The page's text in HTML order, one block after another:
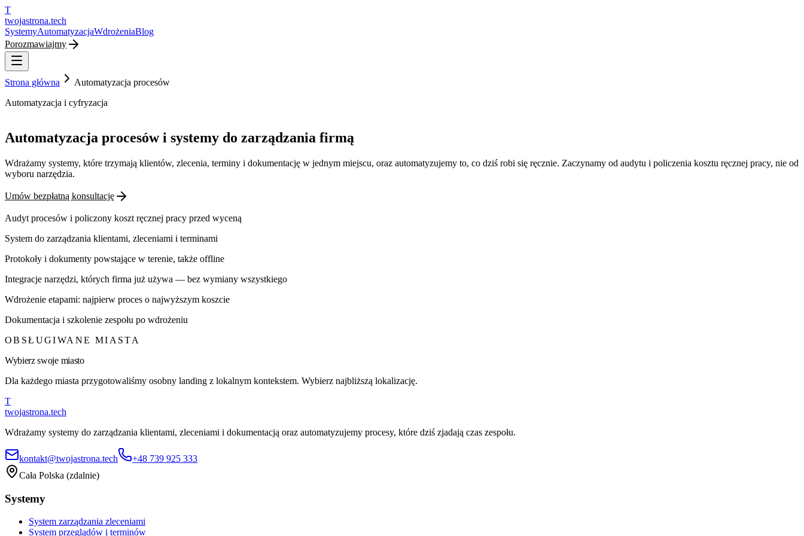
T
twojastrona.tech
SystemyAutomatyzacjaWdrożeniaBlog
Porozmawiajmy
Strona główna
Automatyzacja procesów
Automatyzacja i cyfryzacja
Automatyzacja procesów i systemy do zarządzania firmą
Wdrażamy systemy, które trzymają klientów, zlecenia, terminy i dokumentację w jednym miejscu, oraz automatyzujemy to, co dziś robi się ręcznie. Zaczynamy od audytu i policzenia kosztu ręcznej pracy, nie od
wyboru narzędzia.
Umów bezpłatną konsultację
Audyt procesów i policzony koszt ręcznej pracy przed wyceną
System do zarządzania klientami, zleceniami i terminami
Protokoły i dokumenty powstające w terenie, także offline
Integracje narzędzi, których firma już używa — bez wymiany wszystkiego
Wdrożenie etapami: najpierw proces o najwyższym koszcie
Dokumentacja i szkolenie zespołu po wdrożeniu
OBSŁUGIWANE MIASTA
Wybierz swoje miasto
Dla każdego miasta przygotowaliśmy osobny landing z lokalnym kontekstem. Wybierz najbliższą lokalizację.
T
twojastrona.tech
Wdrażamy systemy do zarządzania klientami, zleceniami i dokumentacją oraz automatyzujemy procesy, które dziś zjadają czas zespołu.
kontakt@twojastrona.tech
+48 739 925 333
Cała Polska (zdalnie)
Systemy
System zarządzania zleceniami
System przeglądów i terminów